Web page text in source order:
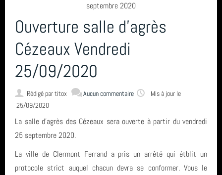
septembre 2020
Ouverture salle d'agrès
Cézeaux Vendredi
25/09/2020
Rédigé partitox Aucun commentaire
Mis à jour le
25/09/2020
La salle d'agrès des Cézeaux sera ouverte à partir du vendredi
25 septembre 2020.
La ville de Clermont Ferrand a pris un arrêté qui étblit un
protocole strict auquel chacun devra se conformer. Vous le